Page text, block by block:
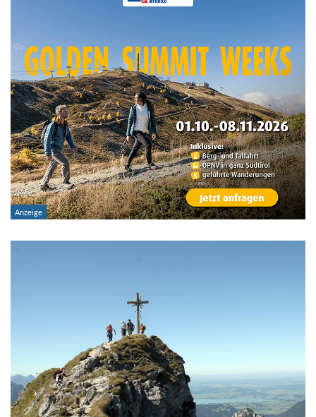
Im Tourenarchiv suchen
Region:
Gebirge:
Art der Tour:
Kondition (Tourdauer):
Suchbegriff: